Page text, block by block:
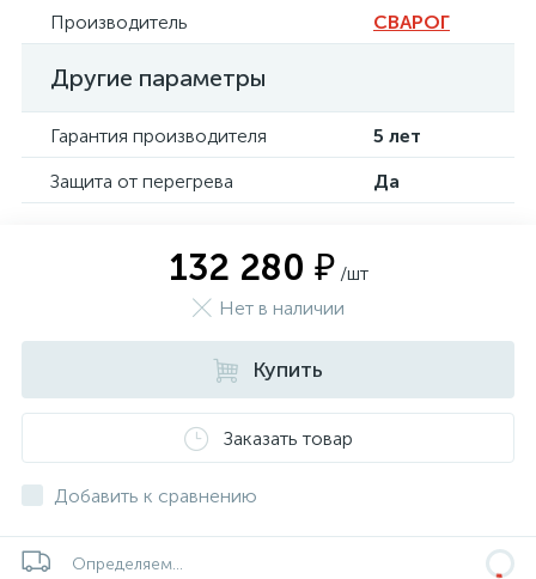
Производитель СВАРОГ
Другие параметры
Гарантия производителя
5 лет
Защита от перегрева
Да
132 280 ₽ /шт
Нет в наличии
Купить
Заказать товар
Добавить к сравнению
Определяем...